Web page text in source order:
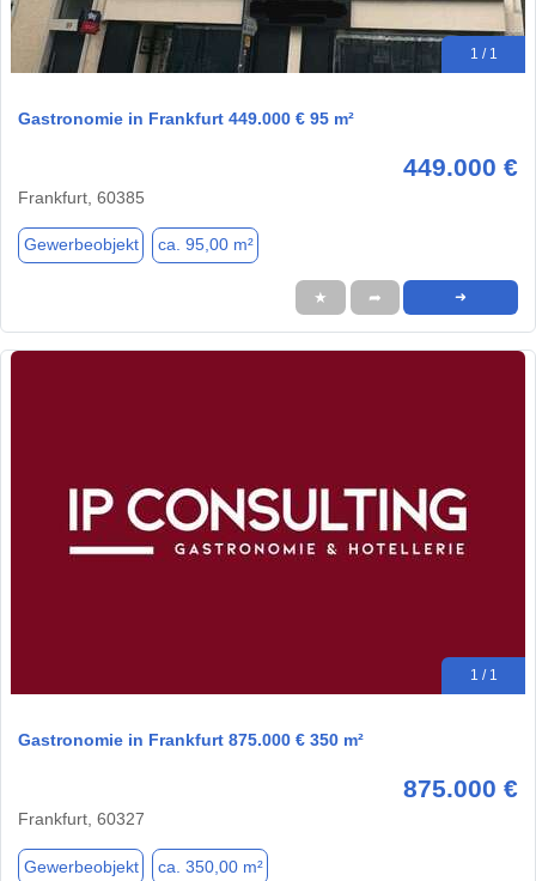
1 / 1
Gastronomie in Frankfurt 449.000 € 95 m²
449.000 €
Frankfurt, 60385
Gewerbeobjekt ca. 95,00 m²
★ ➦ ➜
1 / 1
Gastronomie in Frankfurt 875.000 € 350 m²
875.000 €
Frankfurt, 60327
Gewerbeobjekt ca. 350,00 m²